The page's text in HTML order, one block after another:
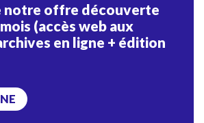
notre offre découverte
(accès web aux
en ligne + édition